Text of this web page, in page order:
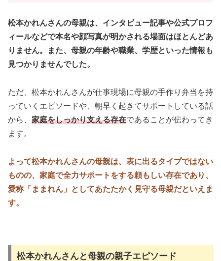
松本かれんさんの母親は、インタビュー記事や公式プロフ
ィールなどで本名や顔写真が明かされる場面はほとんどあ
りません。また、母親の年齢や職業、学歴といった情報も
見つかりませんでした。
ただ、松本かれんさんが仕事現場に母親の手作り弁当を持
っていくエピソードや、朝早く起きてサポートしている話
から、 家庭をしっかり支える存在であることが伝わってき
ます。
よって松本かれんさんの母親は、表に出るタイプではない
ものの、家庭で全力サポートをする頼もしい存在であり、
愛称「ままれん」としてあたたかく見守る母親だといえま
す。
松本かれんさんと母親の親子エピソード